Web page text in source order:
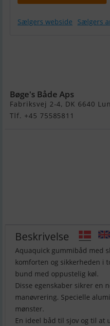
Sælgers webside Sælgers
Bøge's Både Aps
Fabriksvej 2-4, DK 6640
Tlf. +45 75585811
Beskrivelse
Aquaquick gummibåd med
komforten og sikkerheden i
bund med oppustelig køl.
Disse egenskaber sikrer en
manøvrering. Specielle
mønster.
En ideel båd til sjov og til at